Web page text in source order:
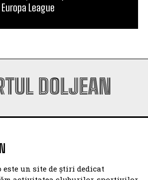
DOLJEAN
un site de știri dedicat
activitatea cluburilor, sportivilor
pe corectitudine, promptitudine și